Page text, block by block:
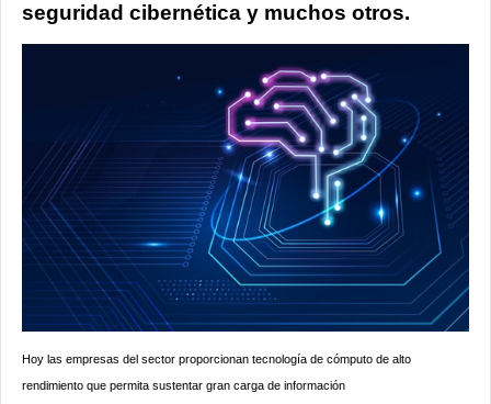
seguridad cibernética y muchos otros.
Hoy las empresas del sector proporcionan tecnología de cómputo de alto
rendimiento que permita sustentar gran carga de información